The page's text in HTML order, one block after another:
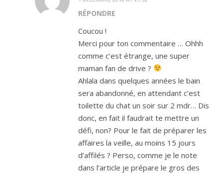
RÉPONDRE
Coucou !
Merci pour ton commentaire … Ohhh
comme c’est étrange, une super
maman fan de drive ?
Ahlala dans quelques années le bain
sera abandonné, en attendant c’est
toilette du chat un soir sur 2 mdr… Dis
donc, en fait il faudrait te mettre un
défi, non? Pour le fait de préparer les
affaires la veille, au moins 15 jours
d’affilés ? Perso, comme je le note
dans l’article je prépare le gros des